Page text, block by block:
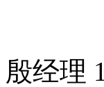
殷经理